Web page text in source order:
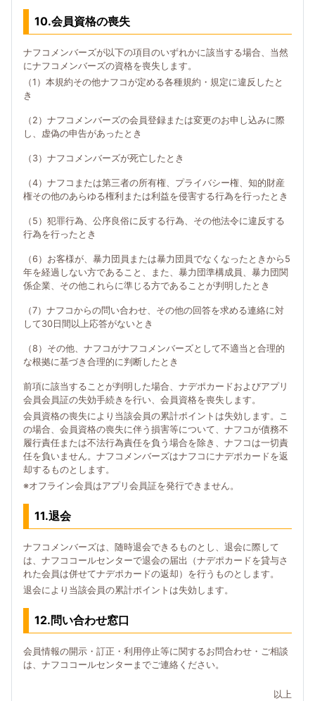
10.会員資格の喪失
ナフコメンバーズが以下の項目のいずれかに該当する場合、当然
にナフコメンバーズの資格を喪失します。
（1）本規約その他ナフコが定める各種規約・規定に違反したと
き
（2）ナフコメンバーズの会員登録または変更のお申し込みに際
し、虚偽の申告があったとき
（3）ナフコメンバーズが死亡したとき
（4）ナフコまたは第三者の所有権、プライバシー権、知的財産
権その他のあらゆる権利または利益を侵害する行為を行ったとき
（5）犯罪行為、公序良俗に反する行為、その他法令に違反する
行為を行ったとき
（6）お客様が、暴力団員または暴力団員でなくなったときから5
年を経過しない方であること、また、暴力団準構成員、暴力団関
係企業、その他これらに準じる方であることが判明したとき
（7）ナフコからの問い合わせ、その他の回答を求める連絡に対
して30日間以上応答がないとき
（8）その他、ナフコがナフコメンバーズとして不適当と合理的
な根拠に基づき合理的に判断したとき
前項に該当することが判明した場合、ナデポカードおよびアプリ
会員会員証の失効手続きを行い、会員資格を喪失します。
会員資格の喪失により当該会員の累計ポイントは失効します。こ
の場合、会員資格の喪失に伴う損害等について、ナフコが債務不
履行責任または不法行為責任を負う場合を除き、ナフコは一切責
任を負いません。ナフコメンバーズはナフコにナデポカードを返
却するものとします。
※オフライン会員はアプリ会員証を発行できません。
11.退会
ナフコメンバーズは、随時退会できるものとし、退会に際して
は、ナフココールセンターで退会の届出（ナデポカードを貸与さ
れた会員は併せてナデポカードの返却）を行うものとします。
退会により当該会員の累計ポイントは失効します。
12.問い合わせ窓口
会員情報の開示・訂正・利用停止等に関するお問合わせ・ご相談
は、ナフココールセンターまでご連絡ください。
以上